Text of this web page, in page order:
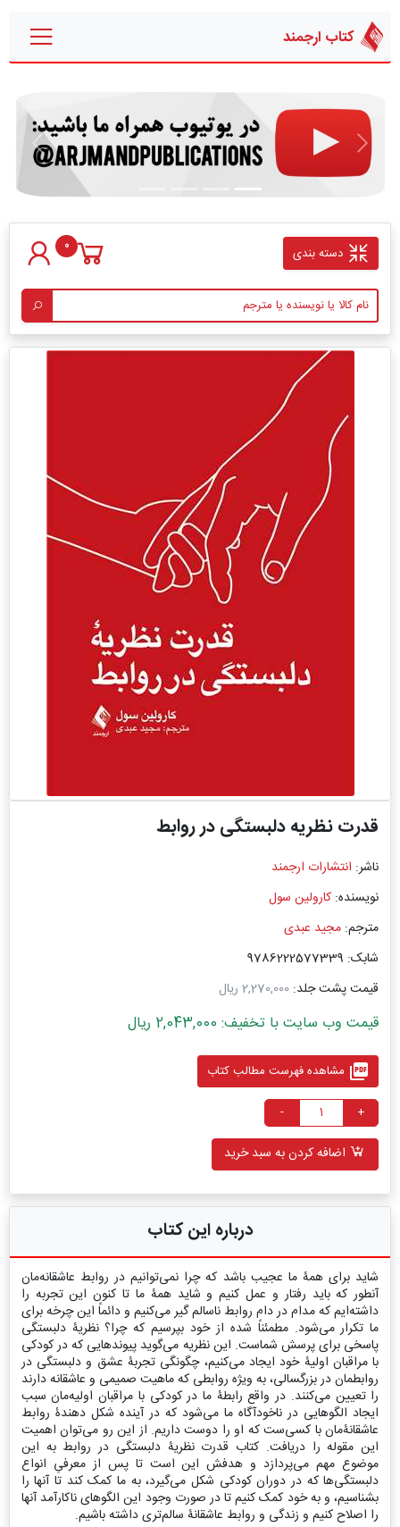
کتاب ارجمند
قبلی بعدی
دسته بندی 0
قدرت نظریه دلبستگی در روابط
ناشر: انتشارات ارجمند
نویسنده: کارولین سول
مترجم: مجید عبدی
شابک: 9786222577339
قیمت پشت جلد: 2,270,000 ریال
قیمت وب سایت با تخفیف: 2,043,000 ریال
picture_as_pdf مشاهده فهرست مطالب کتاب
+
-
اضافه کردن به سبد خرید
درباره این کتاب
شاید برای همۀ ما عجیب باشد که چرا نمی‌توانیم در روابط عاشقانه‌مان
آنطور که باید رفتار و عمل کنیم و شاید همۀ ما تا کنون این تجربه را
داشته‌ایم که مدام در دام روابط ناسالم گیر می‌کنیم و دائماً این چرخه برای
ما تکرار می‌شود. مطمئناً شده از خود بپرسیم که چرا؟ نظریۀ دلبستگی
پاسخی برای پرسش شماست. این نظریه می‌گوید پیوندهایی که در کودکی
با مراقبان اولیۀ خود ایجاد می‌کنیم، چگونگی تجربۀ عشق و دلبستگی در
روابطمان در بزرگسالی، به ویژه روابطی که ماهیت صمیمی و عاشقانه دارند
را تعیین می‌کنند. در واقع رابطۀ ما در کودکی با مراقبان اولیه‌مان سبب
ایجاد الگوهایی در ناخودآگاه ما می‌شود که در آینده شکل دهندۀ روابط
عاشقانۀ‌مان با کسی‌ست که او را دوست داریم. از این رو می‌توان اهمیت
این مقوله را دریافت. کتاب قدرت نظریۀ دلبستگی در روابط به این
موضوع مهم می‌پردازد و هدفش این است تا پس از معرفیِ انواع
دلبستگی‌ها که در دوران کودکی شکل می‌گیرد، به ما کمک کند تا آنها را
بشناسیم، و به خود کمک کنیم تا در صورت وجود این الگوهای ناکارآمد آنها
را اصلاح کنیم و زندگی و روابط عاشقانۀ سالم‌تری داشته باشیم.